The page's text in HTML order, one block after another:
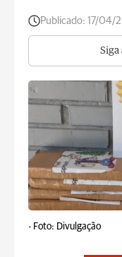
Publicado: 17/04/
Siga
- Foto: Divulgação